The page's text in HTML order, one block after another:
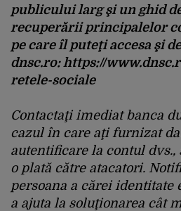
publicului larg şi un ghid
recuperării principalelor
pe care îl puteţi accesa şi
dnsc.ro: https://
retele-sociale
Contactaţi imediat banca
cazul în care aţi furnizat
autentificare la contul dvs.,
o plată către atacatori.
persoana a cărei identitate
a ajuta la soluţionarea cât